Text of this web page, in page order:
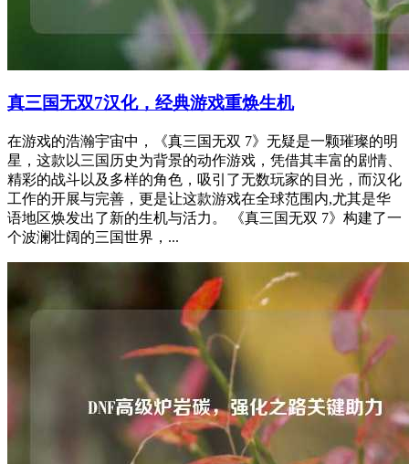
真三国无双7汉化，经典游戏重焕生机
在游戏的浩瀚宇宙中，《真三国无双 7》无疑是一颗璀璨的明
星，这款以三国历史为背景的动作游戏，凭借其丰富的剧情、
精彩的战斗以及多样的角色，吸引了无数玩家的目光，而汉化
工作的开展与完善，更是让这款游戏在全球范围内,尤其是华
语地区焕发出了新的生机与活力。 《真三国无双 7》构建了一
个波澜壮阔的三国世界，...